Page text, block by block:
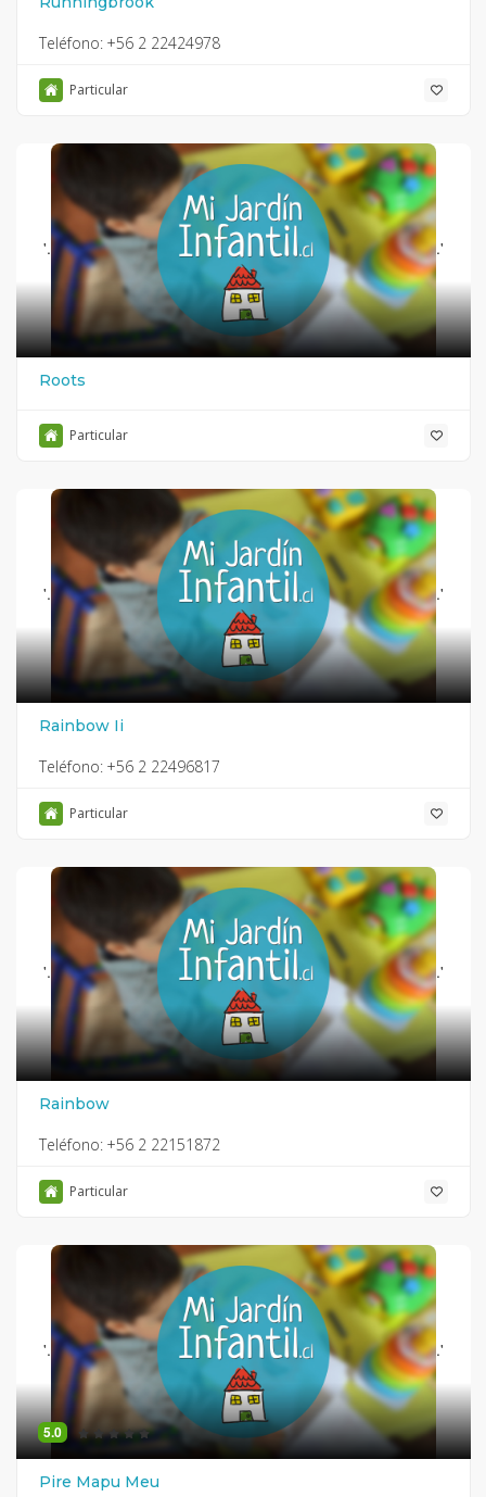
Teléfono: +56 2 22424978
Particular
'. .'
Roots
Particular
'. .'
Rainbow Ii
Teléfono: +56 2 22496817
Particular
'. .'
Rainbow
Teléfono: +56 2 22151872
Particular
'. .'
5.0
Pire Mapu Meu